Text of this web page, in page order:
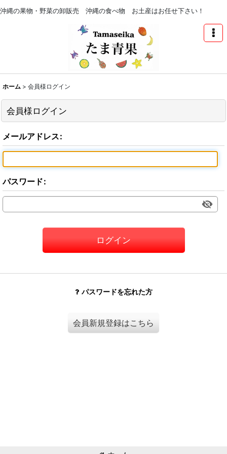
沖縄の果物・野菜の卸販売 沖縄の食べ物 お土産はお任せ下さい！
ホーム > 会員様ログイン
会員様ログイン
メールアドレス:
パスワード:
ログイン
パスワードを忘れた方
会員新規登録はこちら